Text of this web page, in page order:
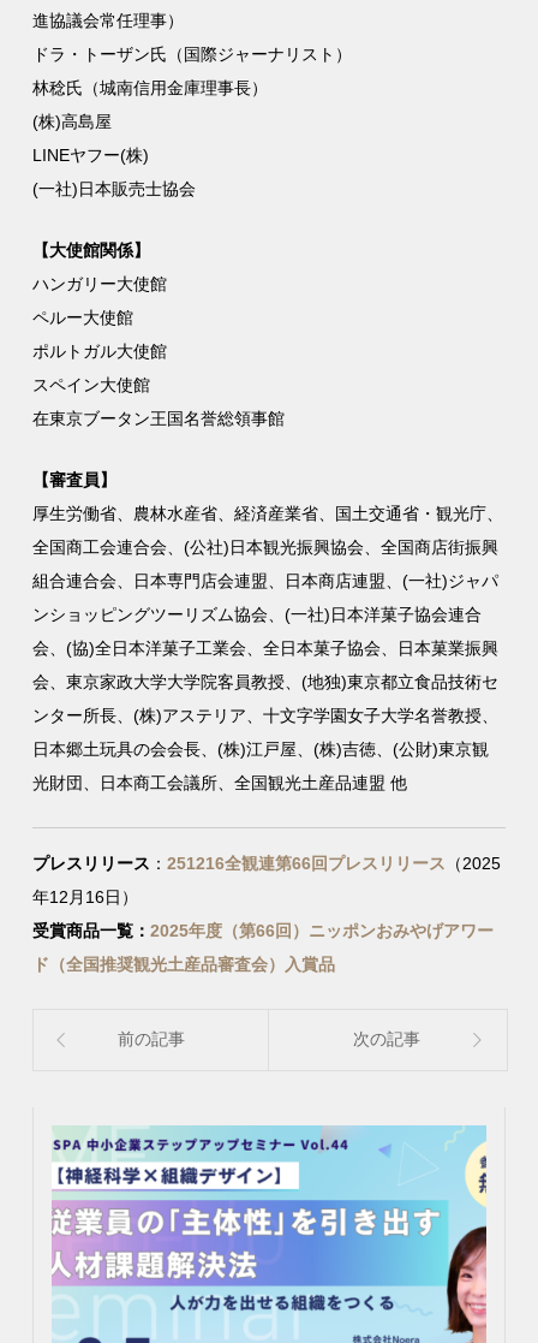
進協議会常任理事）
ドラ・トーザン氏（国際ジャーナリスト）
林稔氏（城南信用金庫理事長）
(株)高島屋
LINEヤフー(株)
(一社)日本販売士協会
【大使館関係】
ハンガリー大使館
ペルー大使館
ポルトガル大使館
スペイン大使館
在東京ブータン王国名誉総領事館
【審査員】
厚生労働省、農林水産省、経済産業省、国土交通省・観光庁、
全国商工会連合会、(公社)日本観光振興協会、全国商店街振興
組合連合会、日本専門店会連盟、日本商店連盟、(一社)ジャパ
ンショッピングツーリズム協会、(一社)日本洋菓子協会連合
会、(協)全日本洋菓子工業会、全日本菓子協会、日本菓業振興
会、東京家政大学大学院客員教授、(地独)東京都立食品技術セ
ンター所長、(株)アステリア、十文字学園女子大学名誉教授、
日本郷土玩具の会会長、(株)江戸屋、(株)吉徳、(公財)東京観
光財団、日本商工会議所、全国観光土産品連盟 他
プレスリリース ：251216全観連第66回プレスリリース （2025
年12月16日）
受賞商品一覧：2025年度（第66回）ニッポンおみやげアワー
ド（全国推奨観光土産品審査会）入賞品
前の記事 次の記事